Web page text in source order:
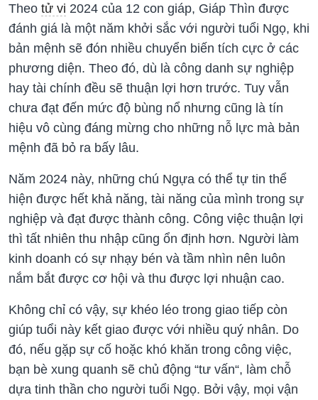
Theo tử vi 2024 của 12 con giáp, Giáp Thìn được
đánh giá là một năm khởi sắc với người tuổi Ngọ, khi
bản mệnh sẽ đón nhiều chuyển biến tích cực ở các
phương diện. Theo đó, dù là công danh sự nghiệp
hay tài chính đều sẽ thuận lợi hơn trước. Tuy vẫn
chưa đạt đến mức độ bùng nổ nhưng cũng là tín
hiệu vô cùng đáng mừng cho những nỗ lực mà bản
mệnh đã bỏ ra bấy lâu.
Năm 2024 này, những chú Ngựa có thể tự tin thể
hiện được hết khả năng, tài năng của mình trong sự
nghiệp và đạt được thành công. Công việc thuận lợi
thì tất nhiên thu nhập cũng ổn định hơn. Người làm
kinh doanh có sự nhạy bén và tầm nhìn nên luôn
nắm bắt được cơ hội và thu được lợi nhuận cao.
Không chỉ có vậy, sự khéo léo trong giao tiếp còn
giúp tuổi này kết giao được với nhiều quý nhân. Do
đó, nếu gặp sự cố hoặc khó khăn trong công việc,
bạn bè xung quanh sẽ chủ động “tư vấn“, làm chỗ
dựa tinh thần cho người tuổi Ngọ. Bởi vậy, mọi vận